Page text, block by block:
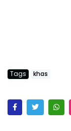
Tags khas